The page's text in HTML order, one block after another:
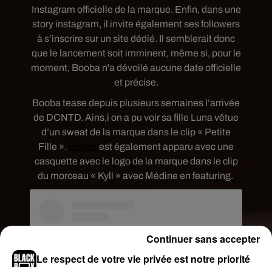
Instagram officielle de la marque. Enfin, dans une
story instagram, il invite également ses followers
à s’inscrire sur un site dédié. Il semblerait donc
que le lancement soit imminent, même si, pour le
moment, Booba n'a dévoilé aucune date officielle
et précise.
Booba tease depuis plusieurs semaines l’arrivée
de DCNTD. Ains,i on a pu voir sa fille Luna vêtue
d’un sweat de la marque dans le clip « Petite
Fille ».
est également apparu avec une
casquette avec le logo de la marque dans le clip
du morceau « Kyll » avec Médine en featuring.
Le respect de votre vie privée est notre priorité
Continuer sans accepter